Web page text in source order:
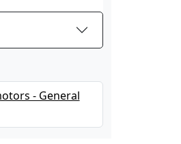
- General